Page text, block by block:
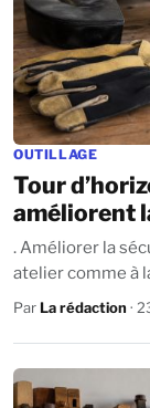
OUTILLAGE
Tour
améliorent
. Améliorer la
atelier comme à
chaque bricoleur,
Par La rédaction ·